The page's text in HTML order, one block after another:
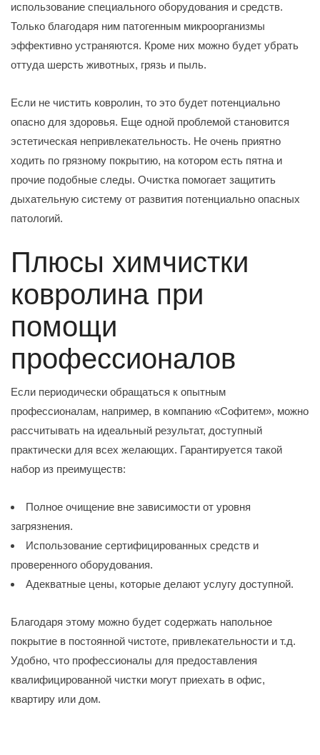
использование специального оборудования и средств.
Только благодаря ним патогенным микроорганизмы
эффективно устраняются. Кроме них можно будет убрать
оттуда шерсть животных, грязь и пыль.
Если не чистить ковролин, то это будет потенциально
опасно для здоровья. Еще одной проблемой становится
эстетическая непривлекательность. Не очень приятно
ходить по грязному покрытию, на котором есть пятна и
прочие подобные следы. Очистка помогает защитить
дыхательную систему от развития потенциально опасных
патологий.
Плюсы химчистки
ковролина при
помощи
профессионалов
Если периодически обращаться к опытным
профессионалам, например, в компанию «Софитем», можно
рассчитывать на идеальный результат, доступный
практически для всех желающих. Гарантируется такой
набор из преимуществ:
Полное очищение вне зависимости от уровня
загрязнения.
Использование сертифицированных средств и
проверенного оборудования.
Адекватные цены, которые делают услугу доступной.
Благодаря этому можно будет содержать напольное
покрытие в постоянной чистоте, привлекательности и т.д.
Удобно, что профессионалы для предоставления
квалифицированной чистки могут приехать в офис,
квартиру или дом.